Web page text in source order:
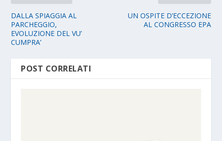
DALLA SPIAGGIA AL
PARCHEGGIO,
EVOLUZIONE DEL VU’
CUMPRA’
UN OSPITE D’ECCEZIONE
AL CONGRESSO EPA
POST CORRELATI